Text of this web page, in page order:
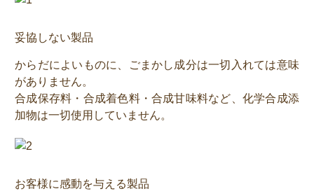
妥協しない製品
からだによいものに、ごまかし成分は一切入れては意味
がありません。
合成保存料・合成着色料・合成甘味料など、化学合成添
加物は一切使用していません。
お客様に感動を与える製品